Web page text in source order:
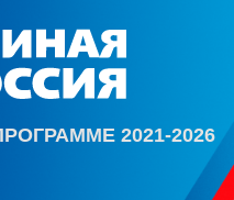
2021-2026